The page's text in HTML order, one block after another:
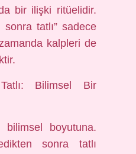
bir ilişki ritüelidir.
sonra tatlı” sadece
kalpleri de
Bilimsel Bir
boyutuna.
sonra tatlı